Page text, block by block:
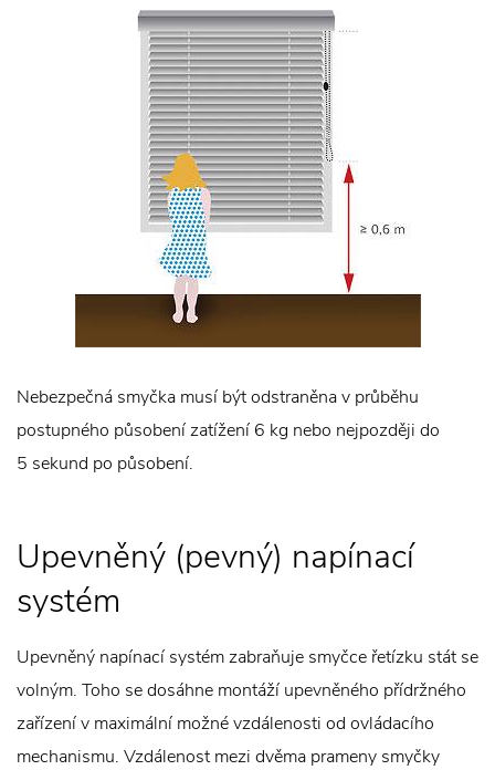
Nebezpečná smyčka musí být odstraněna v průběhu
postupného působení zatížení 6 kg nebo nejpozději do
5 sekund po působení.
Upevněný (pevný) napínací
systém
Upevněný napínací systém zabraňuje smyčce řetízku stát se
volným. Toho se dosáhne montáží upevněného přídržného
zařízení v maximální možné vzdálenosti od ovládacího
mechanismu. Vzdálenost mezi dvěma prameny smyčky